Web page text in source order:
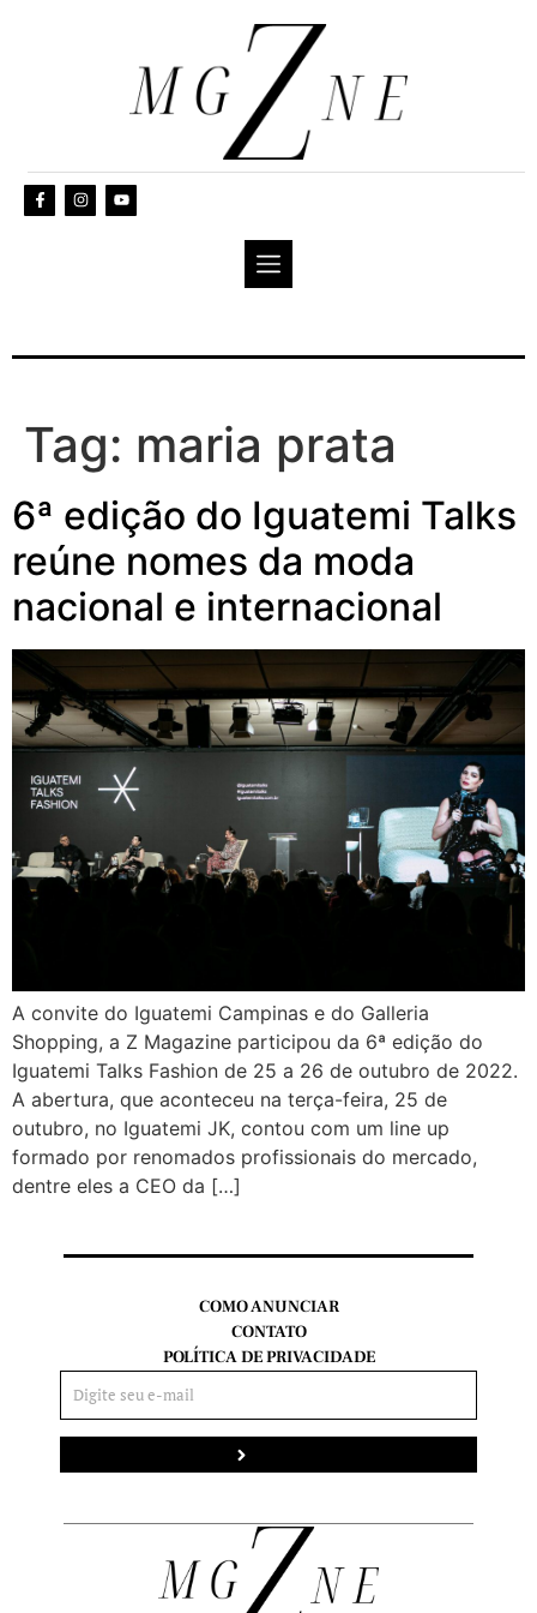
Tag: maria prata
6ª edição do Iguatemi Talks
reúne nomes da moda
nacional e internacional
A convite do Iguatemi Campinas e do Galleria
Shopping, a Z Magazine participou da 6ª edição do
Iguatemi Talks Fashion de 25 a 26 de outubro de 2022.
A abertura, que aconteceu na terça-feira, 25 de
outubro, no Iguatemi JK, contou com um line up
formado por renomados profissionais do mercado,
dentre eles a CEO da […]
COMO ANUNCIAR
CONTATO
POLÍTICA DE PRIVACIDADE